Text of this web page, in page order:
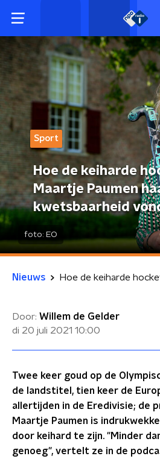
Sport
Hoe de keiharde
Maartje Paumen
kwetsbaarheid
foto: EO
Nieuws
Door: Willem de Gelder
di 20 juli 2021 10:00
Twee keer goud op de
de landstitel, tien keer de
allertijden in de Eredivisie; de
Maartje Paumen is
door keihard te zijn. "Minder
genoeg", vertelt ze in de